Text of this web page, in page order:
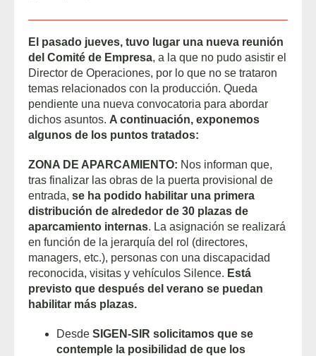
El pasado jueves, tuvo lugar una nueva reunión
del Comité de Empresa, a la que no pudo asistir el
Director de Operaciones, por lo que no se trataron
temas relacionados con la producción. Queda
pendiente una nueva convocatoria para abordar
dichos asuntos. A continuación, exponemos
algunos de los puntos tratados:
ZONA DE APARCAMIENTO: Nos informan que,
tras finalizar las obras de la puerta provisional de
entrada, se ha podido habilitar una primera
distribución de alrededor de 30 plazas de
aparcamiento internas. La asignación se realizará
en función de la jerarquía del rol (directores,
managers, etc.), personas con una discapacidad
reconocida, visitas y vehículos Silence. Está
previsto que después del verano se puedan
habilitar más plazas.
Desde SIGEN-SIR solicitamos que se
contemple la posibilidad de que los